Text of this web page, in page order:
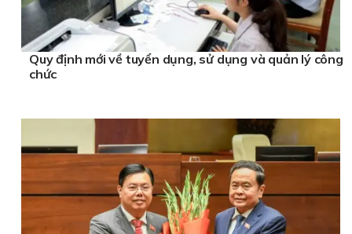
Quy định mới về tuyển dụng, sử dụng và quản lý công
chức